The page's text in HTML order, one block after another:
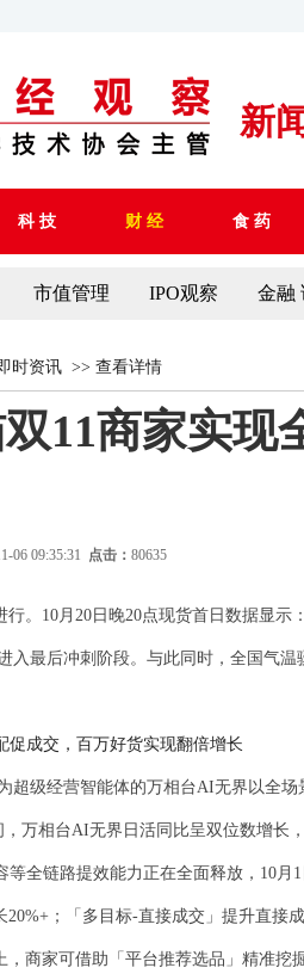
新闻
科 技 财 经 食 药
市值管理 IPO观察 金融
时资讯 >> 查看详情
11商家实现
06 09:35:31 点击： 80635
10月20日晚20点现货首日数据显示
最后冲刺阶段。与此同时，全国气温
成交，百万好货实现翻倍增长
经营智能体的万相台AI无界以全场
相台AI无界日活同比呈双位数增长，
等全链路提效能力正在全面释放，10月
；「多目标-直接成交」提升直接
家可借助「平台推荐选品」精准挖